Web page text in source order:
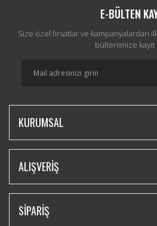
Yorum Yaz
E-BÜLTEN
Size özel fırsatlar ve kampanyalardan
bültenimize
KURUMSAL
ALIŞVERİŞ
SİPARİŞ